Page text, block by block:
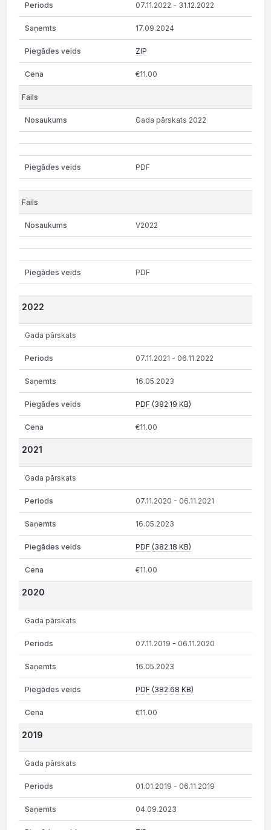
07.11.2022 - 31.12.2022
17.09.2024
ZIP
€11.00
Gada pārskats 2022
PDF
V2022
PDF
2022
Gada pārskats
07.11.2021 - 06.11.2022
16.05.2023
PDF (382.19 KB)
€11.00
2021
Gada pārskats
07.11.2020 - 06.11.2021
16.05.2023
PDF (382.18 KB)
€11.00
2020
Gada pārskats
07.11.2019 - 06.11.2020
16.05.2023
PDF (382.68 KB)
€11.00
2019
Gada pārskats
01.01.2019 - 06.11.2019
04.09.2023